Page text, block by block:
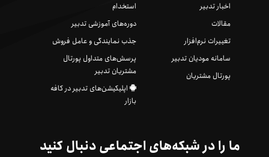
اخبار تدبیر
مقالات
تغییرات نرم‌افزار
سامانه مودیان تدبیر
پورتال مشتریان
استخدام
دوره‌های آموزشی تدبیر
جذب نمایندگی و عامل فروش
پرسش‌های متداول پورتال
مشتریان تدبیر
اپلیکیشن‌های تدبیر در کافه
بازار
ما را در شبکه‌های اجتماعی دنبال کنید